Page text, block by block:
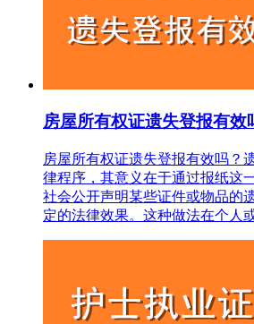
房屋所有权证遗失登报有效
房屋所有权证遗失登报有效吗？
律程序，其意义在于通过报纸这
社会公开声明某些证件或物品的
定的法律效果。这种做法在个人